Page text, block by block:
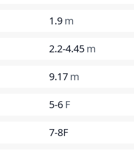
1.9m
2.2-4.45m
9.17m
5-6 F
7-8F